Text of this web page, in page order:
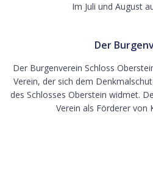
Im Juli und August
Der
Der Burgenverein Schloss
Verein, der sich dem
des Schlosses Oberstein widmet.
Verein als Förderer von